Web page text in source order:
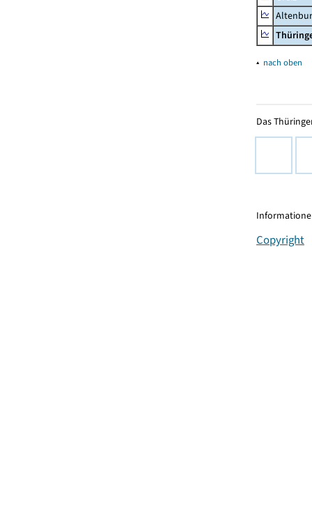
▴ nach oben
Das
Copyright